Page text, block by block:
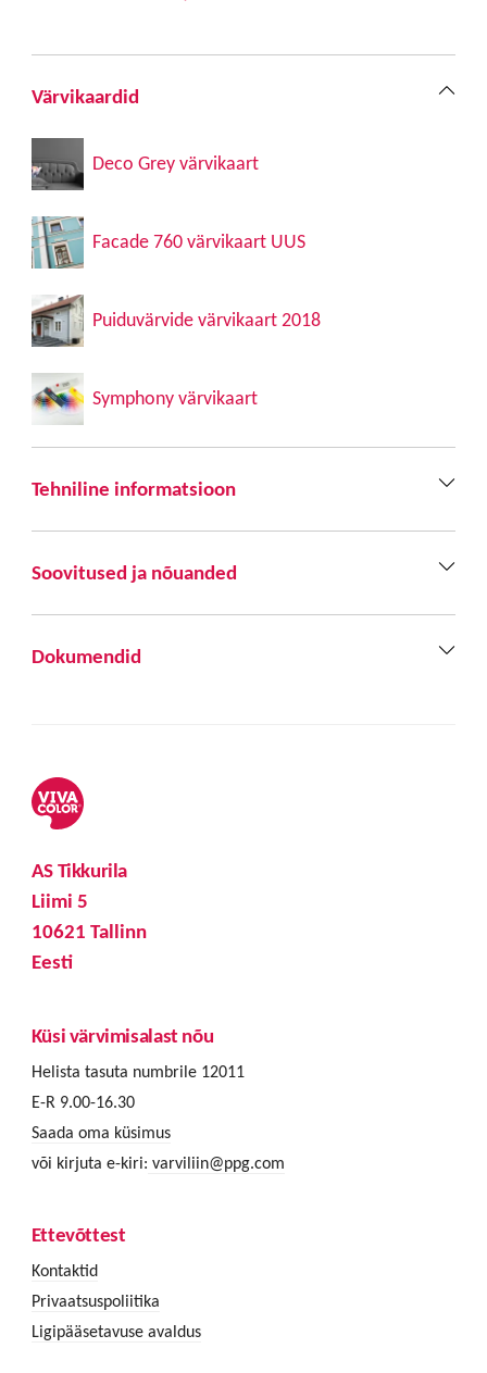
Värvikaardid
Deco Grey värvikaart
Facade 760 värvikaart UUS
Puiduvärvide värvikaart 2018
Symphony värvikaart
Tehniline informatsioon
Soovitused ja nõuanded
Dokumendid
AS Tikkurila
Liimi 5
10621 Tallinn
Eesti
Küsi värvimisalast nõu
Helista tasuta numbrile 12011
E-R 9.00-16.30
Saada oma küsimus
või kirjuta e-kiri: varviliin@ppg.com
Ettevõttest
Kontaktid
Privaatsuspoliitika
Ligipääsetavuse avaldus